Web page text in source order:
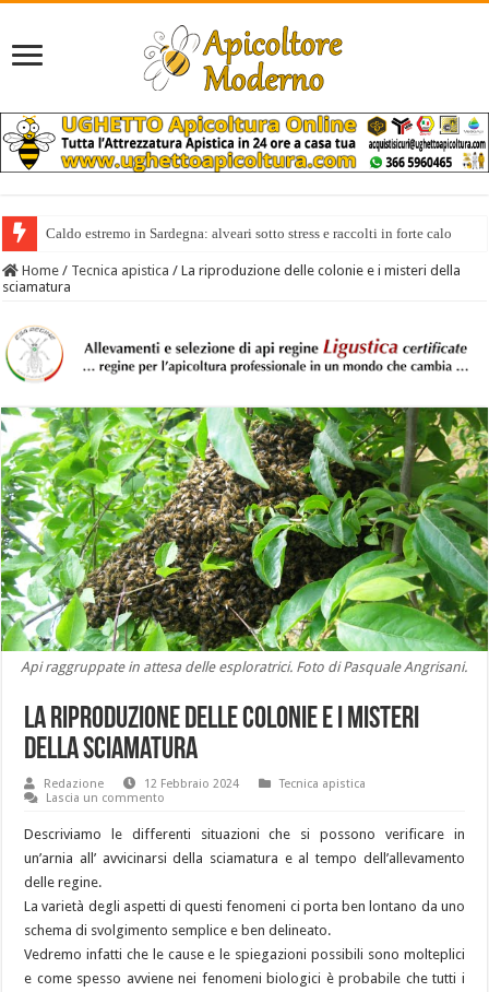
Caldo estremo in Sardegna: alveari sotto stress e raccolti in forte calo
Il miele italiano costa anche 10 volte di più di quello extra europeo
Home / Tecnica apistica / La riproduzione delle colonie e i misteri della
sciamatura
Api raggruppate in attesa delle esploratrici. Foto di Pasquale Angrisani.
La riproduzione delle colonie e i misteri
della sciamatura
Redazione 12 Febbraio 2024
Tecnica apistica
Lascia un commento
Descriviamo le differenti situazioni che si possono verificare in
un’arnia all’ avvicinarsi della sciamatura e al tempo dell’allevamento
delle regine.
La varietà degli aspetti di questi fenomeni ci porta ben lontano da uno
schema di svolgimento semplice e ben delineato.
Vedremo infatti che le cause e le spiegazioni possibili sono molteplici
e come spesso avviene nei fenomeni biologici è probabile che tutti i